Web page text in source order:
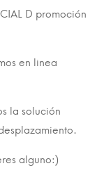
D promoción
en linea
la solución
alguno:)